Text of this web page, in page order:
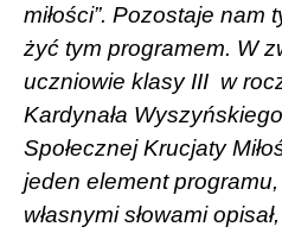
miłości”. Pozostaje nam
żyć tym programem. W
uczniowie klasy III w
Kardynała
Społecznej Krucjaty
jeden element
własnymi słowami